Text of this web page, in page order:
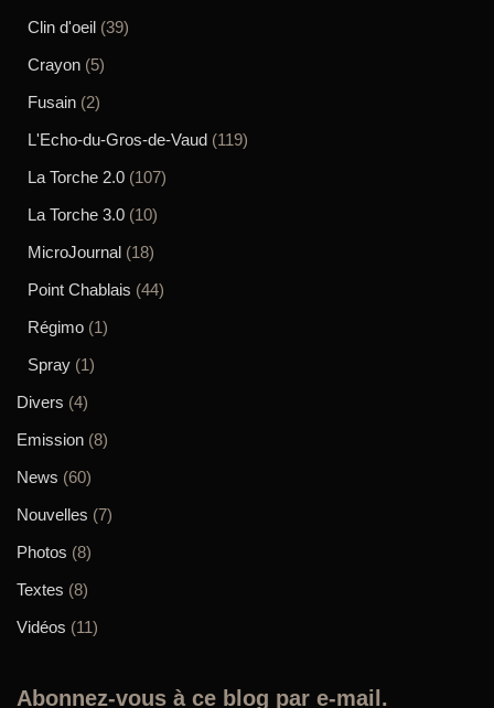
Clin d'oeil (39)
Crayon (5)
Fusain (2)
L'Echo-du-Gros-de-Vaud (119)
La Torche 2.0 (107)
La Torche 3.0 (10)
MicroJournal (18)
Point Chablais (44)
Régimo (1)
Spray (1)
Divers (4)
Emission (8)
News (60)
Nouvelles (7)
Photos (8)
Textes (8)
Vidéos (11)
Abonnez-vous à ce blog par e-mail.